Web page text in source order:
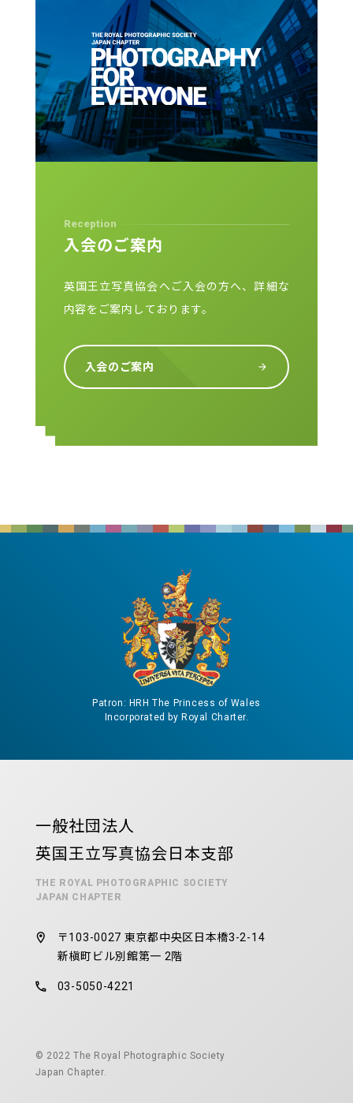
Reception
入会のご案内
英国王立写真協会へご入会の方へ、詳細な
内容をご案内しております。
入会のご案内 arrow_forward
Patron: HRH The Princess of Wales
Incorporated by Royal Charter.
一般社団法人
英国王立写真協会日本支部
THE ROYAL PHOTOGRAPHIC SOCIETY
JAPAN CHAPTER
〒103-0027 東京都中央区日本橋3-2-14
新槇町ビル別館第一 2階
03-5050-4221
© 2022 The Royal Photographic Society
Japan Chapter.